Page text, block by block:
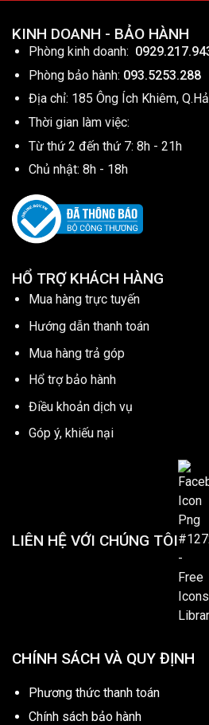
KINH DOANH - BẢO HÀNH
Phòng kinh doanh:
Phòng bảo hành: 093.5253.288
Địa chỉ: 185 Ông Ích Khiêm,
Thời gian làm việc:
Từ thứ 2 đến thứ 7: 8h - 21h
Chủ nhật: 8h - 18h
HỔ TRỢ KHÁCH HÀNG
Mua hàng trực tuyến
Hướng dẫn thanh toán
Mua hàng trả góp
Hổ trợ bảo hành
Điều khoản dịch vụ
Góp ý, khiếu nại
LIÊN HỆ VỚI CHÚNG TÔI
CHÍNH SÁCH VÀ QUY ĐỊNH
Phương thức thanh toán
Chính sách bảo hành